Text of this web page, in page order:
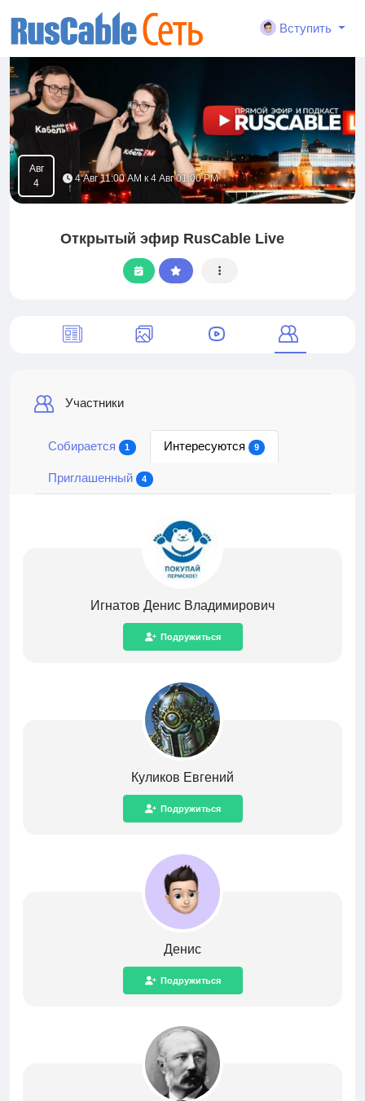
Вступить
Авг
4
Открытый эфир RusCable Live
4 Авг 11:00 AM к 4 Авг 01:00 PM
Участники
Собирается 1 Интересуются 9
Приглашенный 4
Игнатов Денис Владимирович
Подружиться
Куликов Евгений
Подружиться
Денис
Подружиться